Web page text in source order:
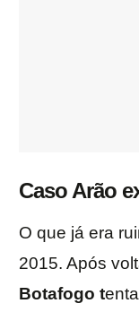
Caso Arão
O que já era
2015. Após
Botafogo t